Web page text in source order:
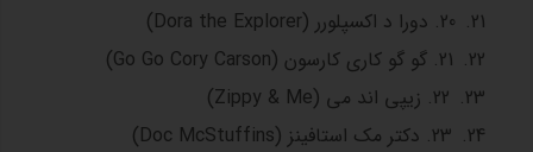
20. دورا د اکسپلورر (Dora the Explorer)
21. گو گو کاری کارسون (Go Go Cory Carson)
22. زیپی اند می (Zippy & Me)
23. دکتر مک استافینز (Doc McStuffins)